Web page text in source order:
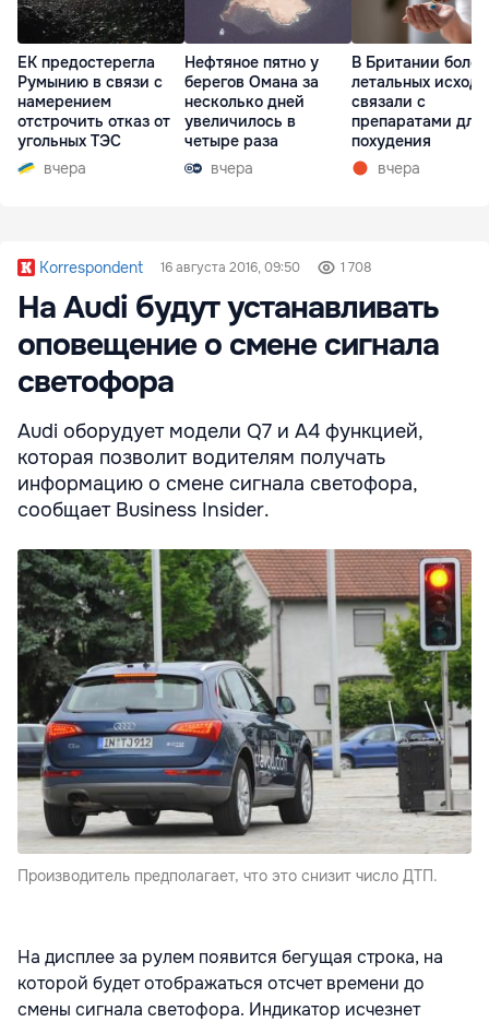
ЕК предостерегла
Румынию в связи с
намерением
отстрочить отказ от
угольных ТЭС
вчера
Нефтяное пятно у
берегов Омана за
несколько дней
увеличилось в
четыре раза
вчера
В Британии
летальных
связали с
препаратами для
похудения
вчера
Korrespondent 16 августа 2016, 09:50 1 708
На Audi будут устанавливать
оповещение о смене сигнала
светофора
Audi оборудует модели ​Q7 и A4 функцией,
которая позволит водителям получать
информацию о смене сигнала светофора,
сообщает Business Insider.
Производитель предполагает, что это снизит число ДТП.
На дисплее за рулем появится бегущая строка, на
которой будет отображаться отсчет времени до
смены сигнала светофора. Индикатор исчезнет